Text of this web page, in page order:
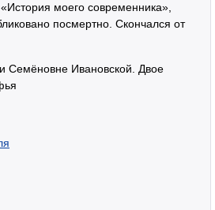
моего современника»,
посмертно. Скончался от
Семёновне Ивановской. Двое